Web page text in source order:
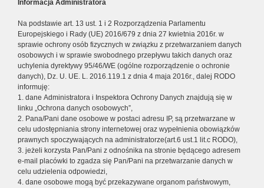
Informacja Administratora
Na podstawie art. 13 ust. 1 i 2 Rozporządzenia Parlamentu
Europejskiego i Rady (UE) 2016/679 z dnia 27 kwietnia 2016r. w
sprawie ochrony osób fizycznych w związku z przetwarzaniem danych
osobowych i w sprawie swobodnego przepływu takich danych oraz
uchylenia dyrektywy 95/46/WE (ogólne rozporządzenie o ochronie
danych), Dz. U. UE. L. 2016.119.1 z dnia 4 maja 2016r., dalej RODO
informuję:
1. dane Administratora i Inspektora Ochrony Danych znajdują się w
linku „Ochrona danych osobowych”,
2. Pana/Pani dane osobowe w postaci adresu IP, są przetwarzane w
celu udostępniania strony internetowej oraz wypełnienia obowiązków
prawnych spoczywających na administratorze(art.6 ust.1 lit.c RODO),
3. jeżeli korzysta Pan/Pani z odnośnika na stronie będącego adresem
e-mail placówki to zgadza się Pan/Pani na przetwarzanie danych w
celu udzielenia odpowiedzi,
4. dane osobowe mogą być przekazywane organom państwowym,